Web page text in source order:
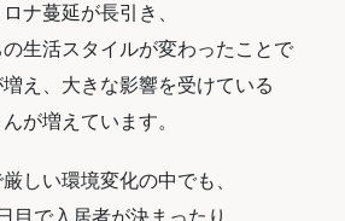
ナ蔓延が長引き、
生活スタイルが変わったことで
え、大きな影響を受けている
が増えています。
しい環境変化の中でも、
目で入居者が決まったり、